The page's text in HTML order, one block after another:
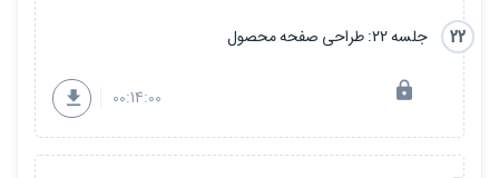
22 جلسه 22: طراحی صفحه محصول
00:14:00